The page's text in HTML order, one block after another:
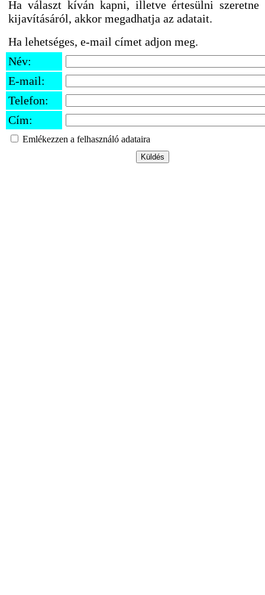
Ha választ kíván kapni, illetve értesülni szeretne
kijavításáról, akkor megadhatja az adatait.
Ha lehetséges, e-mail címet adjon meg.
Név:
E-mail:
Telefon:
Cím:
Emlékezzen a felhasználó adataira